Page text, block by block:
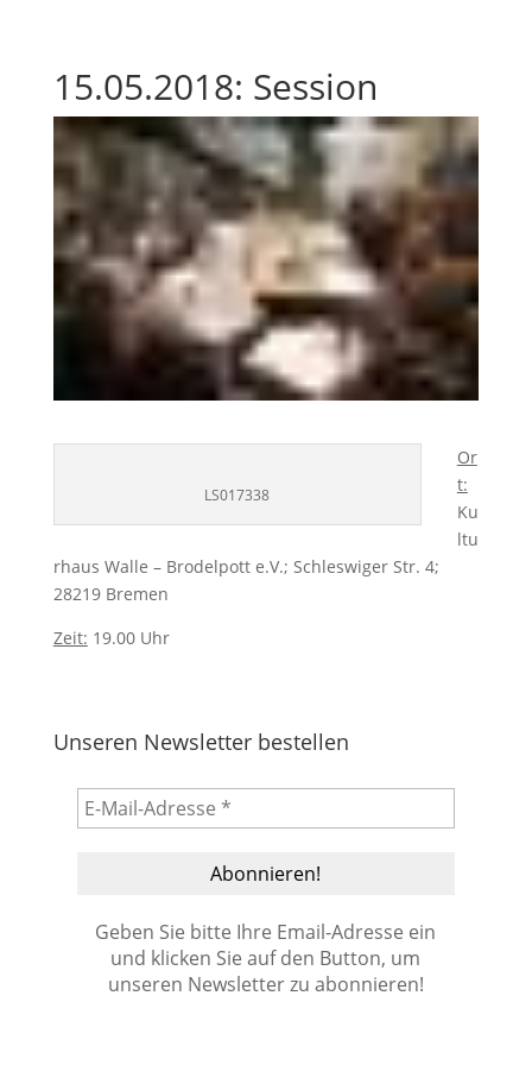
15.05.2018: Session
LS017338
Or
t:
Ku
ltu
rhaus Walle – Brodelpott e.V.; Schleswiger Str. 4;
28219 Bremen
Zeit: 19.00 Uhr
Unseren Newsletter bestellen
Geben Sie bitte Ihre Email-Adresse ein
und klicken Sie auf den Button, um
unseren Newsletter zu abonnieren!